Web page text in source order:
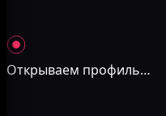
Открываем профиль…